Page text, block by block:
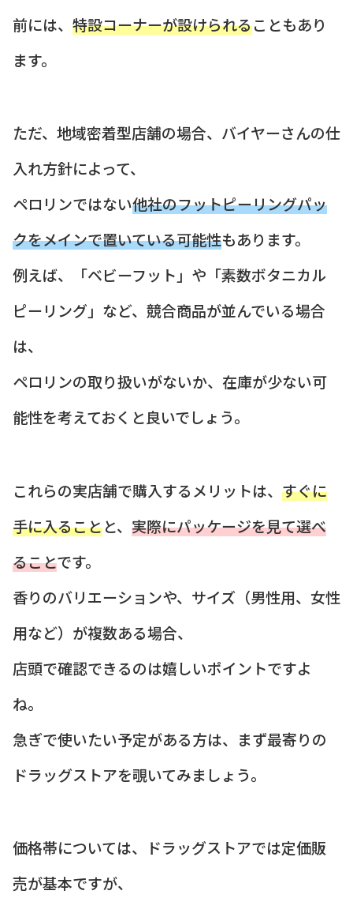
前には、 特設コーナーが設けられることもあり
ます。
ただ、地域密着型店舗の場合、バイヤーさんの仕
入れ方針によって、
ペロリンではない他社のフットピーリングパッ
クをメインで置いている可能性もあります。
例えば、「ベビーフット」や「素数ボタニカル
ピーリング」など、競合商品が並んでいる場合
は、
ペロリンの取り扱いがないか、在庫が少ない可
能性を考えておくと良いでしょう。
これらの実店舗で購入するメリットは、 すぐに
手に入ることと、 実際にパッケージを見て選べ
ることです。
香りのバリエーションや、サイズ（男性用、女性
用など）が複数ある場合、
店頭で確認できるのは嬉しいポイントですよ
ね。
急ぎで使いたい予定がある方は、まず最寄りの
ドラッグストアを覗いてみましょう。
価格帯については、ドラッグストアでは定価販
売が基本ですが、